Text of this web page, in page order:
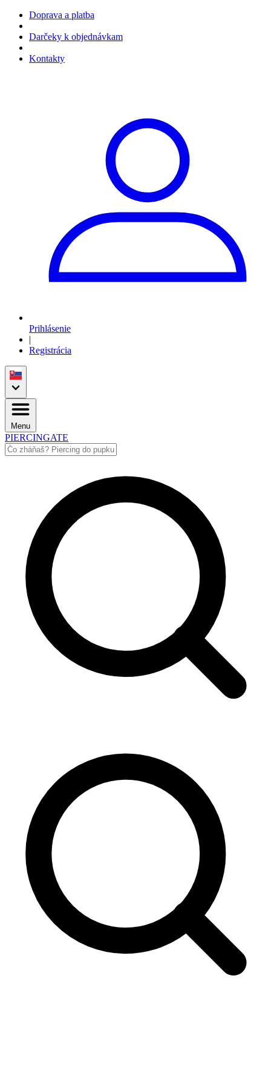
Doprava a platba
Darčeky k objednávkam
Kontakty
Prihlásenie
|
Registrácia
Menu
PIERCINGATE